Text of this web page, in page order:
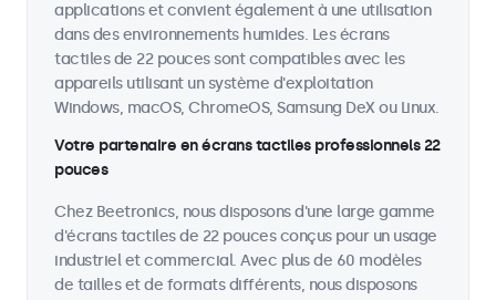
applications et convient également à une utilisation
dans des environnements humides. Les écrans
tactiles de 22 pouces sont compatibles avec les
appareils utilisant un système d'exploitation
Windows, macOS, ChromeOS, Samsung DeX ou Linux.
Votre partenaire en écrans tactiles professionnels 22
pouces
Chez Beetronics, nous disposons d'une large gamme
d'écrans tactiles de 22 pouces conçus pour un usage
industriel et commercial. Avec plus de 60 modèles
de tailles et de formats différents, nous disposons